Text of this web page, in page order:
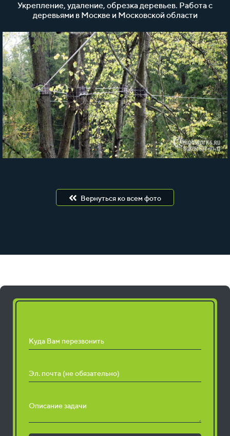
Укрепление, удаление, обрезка деревьев. Работа с
деревьями в Москве и Московской области
Вернуться ко всем фото
Куда Вам перезвонить
Эл. почта (не обязательно)
Описание задачи